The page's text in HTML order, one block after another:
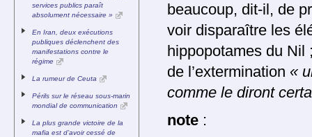
beaucoup, dit-il, de
voir disparaître les
hippopotames du
de l’extermination «
comme le diront
note :
services publics paraît
absolument nécessaire »
En Iran, deux exécutions
publiques déclenchent des
manifestations contre le
régime
La rumeur de Ceuta
Périls sur le réseau sous-marin
mondial de communication
La plus grande victoire de la
mafia est d’avoir cessé de